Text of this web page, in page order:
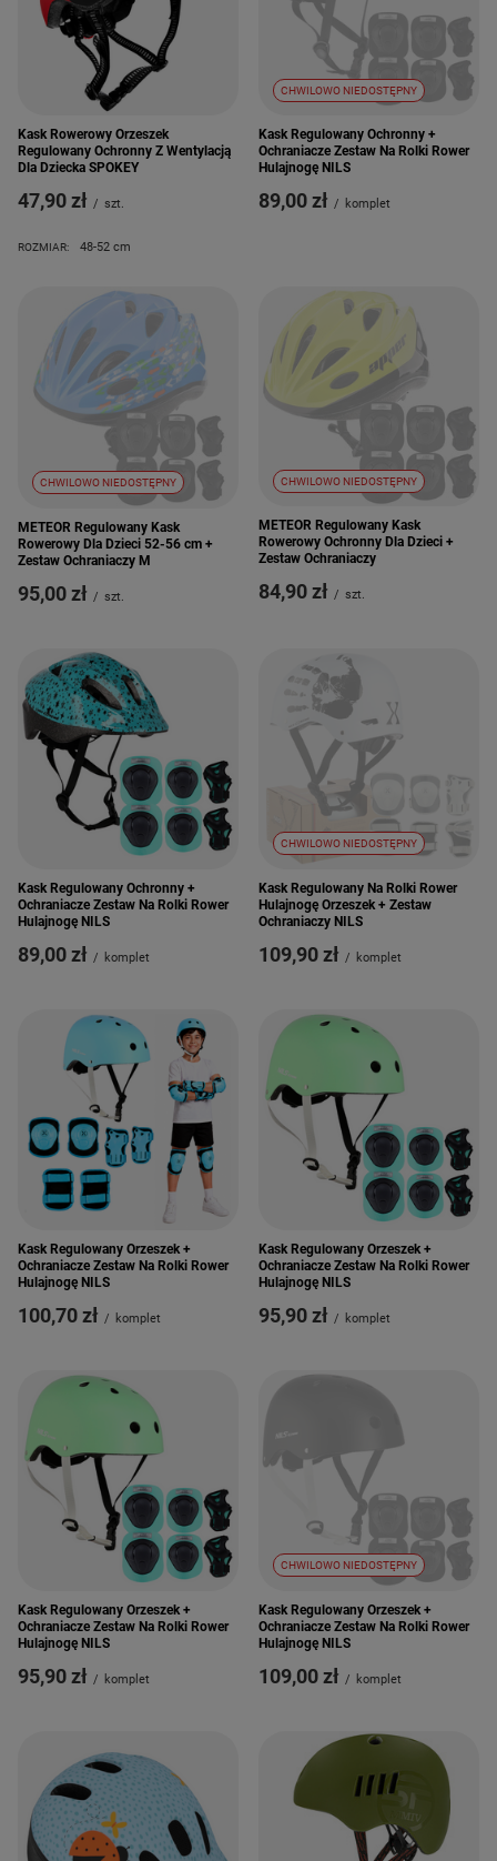
Kask Rowerowy Orzeszek
Regulowany Ochronny Z Wentylacją
Dla Dziecka SPOKEY
47,90 zł / szt.
ROZMIAR: 48-52 cm
CHWILOWO NIEDOSTĘPNY
Kask Regulowany Ochronny +
Ochraniacze Zestaw Na Rolki Rower
Hulajnogę NILS
89,00 zł / komplet
CHWILOWO NIEDOSTĘPNY
METEOR Regulowany Kask
Rowerowy Dla Dzieci 52-56 cm +
Zestaw Ochraniaczy M
95,00 zł / szt.
CHWILOWO NIEDOSTĘPNY
METEOR Regulowany Kask
Rowerowy Ochronny Dla Dzieci +
Zestaw Ochraniaczy
84,90 zł / szt.
Kask Regulowany Ochronny +
Ochraniacze Zestaw Na Rolki Rower
Hulajnogę NILS
89,00 zł / komplet
CHWILOWO NIEDOSTĘPNY
Kask Regulowany Na Rolki Rower
Hulajnogę Orzeszek + Zestaw
Ochraniaczy NILS
109,90 zł / komplet
Kask Regulowany Orzeszek +
Ochraniacze Zestaw Na Rolki Rower
Hulajnogę NILS
100,70 zł / komplet
Kask Regulowany Orzeszek +
Ochraniacze Zestaw Na Rolki Rower
Hulajnogę NILS
95,90 zł / komplet
Kask Regulowany Orzeszek +
Ochraniacze Zestaw Na Rolki Rower
Hulajnogę NILS
95,90 zł / komplet
CHWILOWO NIEDOSTĘPNY
Kask Regulowany Orzeszek +
Ochraniacze Zestaw Na Rolki Rower
Hulajnogę NILS
109,00 zł / komplet